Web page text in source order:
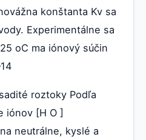
konštanta Kv sa
Experimentálne sa
oC ma iónový súčin
roztoky Podľa
iónov [H O ]
neutrálne, kyslé a